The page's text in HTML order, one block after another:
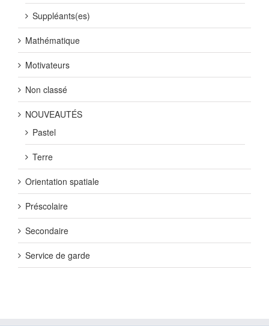
Suppléants(es)
Mathématique
Motivateurs
Non classé
NOUVEAUTÉS
Pastel
Terre
Orientation spatiale
Préscolaire
Secondaire
Service de garde